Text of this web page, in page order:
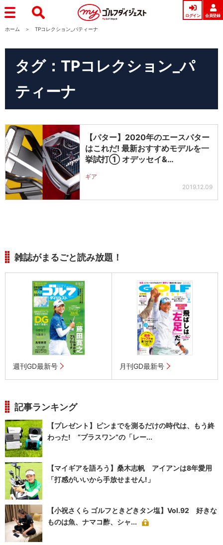
ログイン 会員登録
ホーム TPコレクション_パティーナ
タグ：TPコレクション_パ
ティーナ
【パター】2020年のエースパター
はこれだ! 最新おすすめモデルを一
挙試打① オデッセイ&…
ギア
2019.12.09
雑誌がまるごと読み放題！
週刊GD最新号 月刊GD最新号
記事ランキング
【プレゼント】ピンまでを測るだけの時代は、もう終
わった! “プラスワン”の「レー...
【マイギアを語ろう】桑木志帆 アイアンは8年愛用
「打感がいいから手放せません!」
【小祝さくら ゴルフときどきタン塩】Vol.92 好きな
ものは魚、ナマコ酢、シャ...